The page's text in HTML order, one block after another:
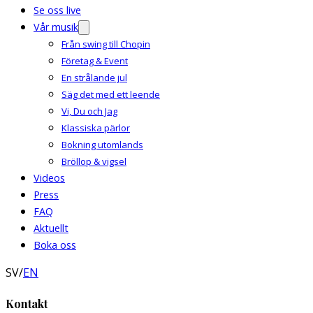
Se oss live
Vår musik
Från swing till Chopin
Företag & Event
En strålande jul
Säg det med ett leende
Vi, Du och Jag
Klassiska pärlor
Bokning utomlands
Bröllop & vigsel
Videos
Press
FAQ
Aktuellt
Boka oss
SV/EN
Kontakt